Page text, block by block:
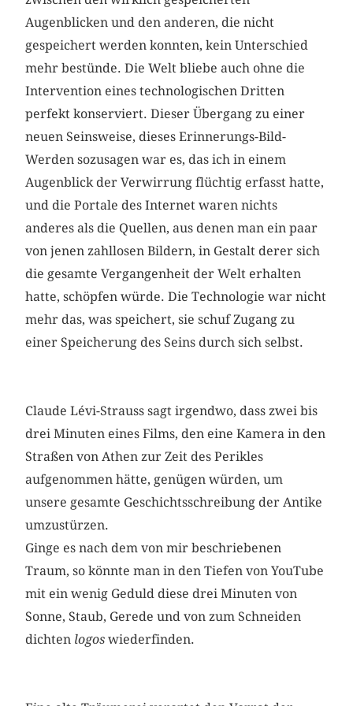
Augenblicken und den anderen, die nicht
gespeichert werden konnten, kein Unterschied
mehr bestünde. Die Welt bliebe auch ohne die
Intervention eines technologischen Dritten
perfekt konserviert. Dieser Übergang zu einer
neuen Seinsweise, dieses Erinnerungs-Bild-
Werden sozusagen war es, das ich in einem
Augenblick der Verwirrung flüchtig erfasst hatte,
und die Portale des Internet waren nichts
anderes als die Quellen, aus denen man ein paar
von jenen zahllosen Bildern, in Gestalt derer sich
die gesamte Vergangenheit der Welt erhalten
hatte, schöpfen würde. Die Technologie war nicht
mehr das, was speichert, sie schuf Zugang zu
einer Speicherung des Seins durch sich selbst.
Claude Lévi-Strauss sagt irgendwo, dass zwei bis
drei Minuten eines Films, den eine Kamera in den
Straßen von Athen zur Zeit des Perikles
aufgenommen hätte, genügen würden, um
unsere gesamte Geschichtsschreibung der Antike
umzustürzen.
Ginge es nach dem von mir beschriebenen
Traum, so könnte man in den Tiefen von YouTube
mit ein wenig Geduld diese drei Minuten von
Sonne, Staub, Gerede und von zum Schneiden
dichten logos wiederfinden.